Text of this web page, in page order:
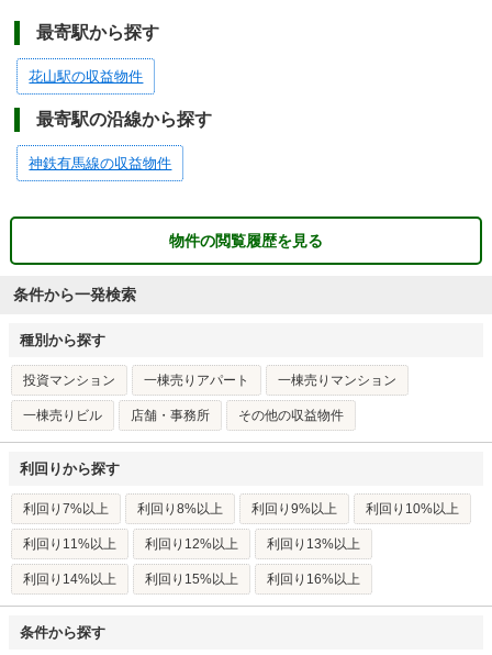
最寄駅から探す
花山駅の収益物件
最寄駅の沿線から探す
神鉄有馬線の収益物件
物件の閲覧履歴を見る
条件から一発検索
種別から探す
投資マンション 一棟売りアパート 一棟売りマンション
一棟売りビル 店舗・事務所 その他の収益物件
利回りから探す
利回り7%以上 利回り8%以上 利回り9%以上 利回り10%以上
利回り11%以上 利回り12%以上 利回り13%以上
利回り14%以上 利回り15%以上 利回り16%以上
条件から探す